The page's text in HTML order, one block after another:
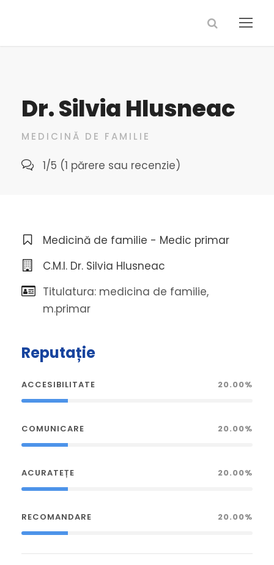
Dr. Silvia Hlusneac
MEDICINĂ DE FAMILIE
1/5 (1 părere sau recenzie)
Medicină de familie - Medic primar
C.M.I. Dr. Silvia Hlusneac
Titulatura: medicina de familie,
m.primar
Reputație
ACCESIBILITATE 20.00%
COMUNICARE 20.00%
ACURATEȚE 20.00%
RECOMANDARE 20.00%